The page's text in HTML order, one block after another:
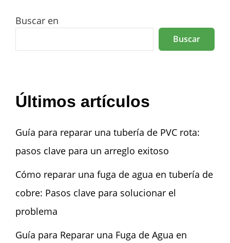
Buscar en
Buscar
Últimos artículos
Guía para reparar una tubería de PVC rota:
pasos clave para un arreglo exitoso
Cómo reparar una fuga de agua en tubería de
cobre: Pasos clave para solucionar el
problema
Guía para Reparar una Fuga de Agua en